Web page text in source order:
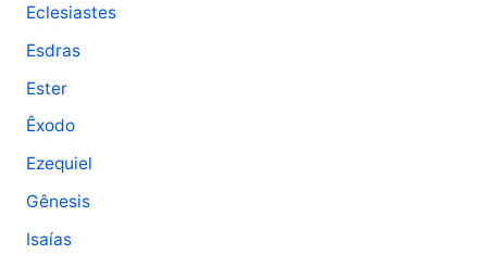
Eclesiastes
Esdras
Ester
Êxodo
Ezequiel
Gênesis
Isaías